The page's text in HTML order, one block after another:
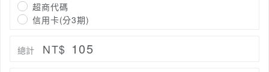
超商代碼
信用卡(分3期)
總計 NT$ 105